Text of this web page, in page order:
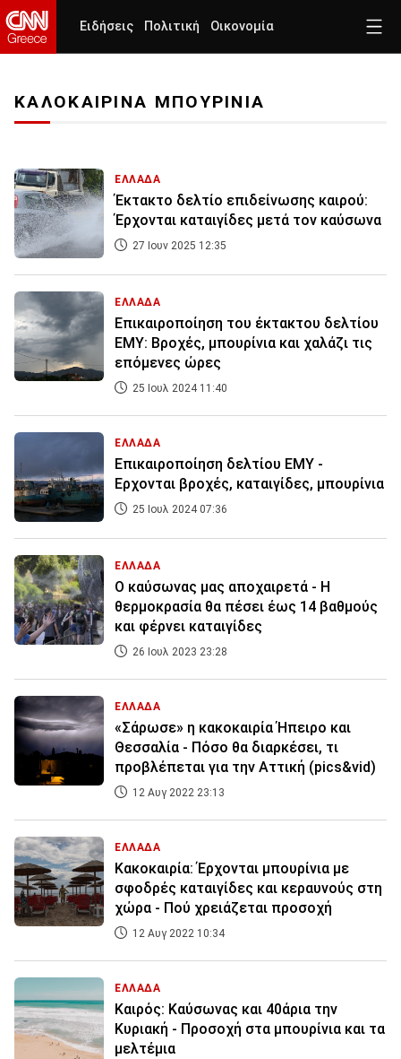
Ειδήσεις Πολιτική Οικονομία
ΚΑΛΟΚΑΙΡΙΝΑ ΜΠΟΥΡΙΝΙΑ
ΕΛΛΑΔΑ
Έκτακτο δελτίο επιδείνωσης καιρού:
Έρχονται καταιγίδες μετά τον καύσωνα
27 Ιουν 2025 12:35
ΕΛΛΑΔΑ
Επικαιροποίηση του έκτακτου δελτίου
ΕΜΥ: Βροχές, μπουρίνια και χαλάζι τις
επόμενες ώρες
25 Ιουλ 2024 11:40
ΕΛΛΑΔΑ
Επικαιροποίηση δελτίου ΕΜΥ -
Ερχονται βροχές, καταιγίδες, μπουρίνια
25 Ιουλ 2024 07:36
ΕΛΛΑΔΑ
O καύσωνας μας αποχαιρετά - Η
θερμοκρασία θα πέσει έως 14 βαθμούς
και φέρνει καταιγίδες
26 Ιουλ 2023 23:28
ΕΛΛΑΔΑ
«Σάρωσε» η κακοκαιρία Ήπειρο και
Θεσσαλία - Πόσο θα διαρκέσει, τι
προβλέπεται για την Αττική (pics&vid)
12 Αυγ 2022 23:13
ΕΛΛΑΔΑ
Κακοκαιρία: Έρχονται μπουρίνια με
σφοδρές καταιγίδες και κεραυνούς στη
χώρα - Πού χρειάζεται προσοχή
12 Αυγ 2022 10:34
ΕΛΛΑΔΑ
Καιρός: Καύσωνας και 40άρια την
Κυριακή - Προσοχή στα μπουρίνια και τα
μελτέμια